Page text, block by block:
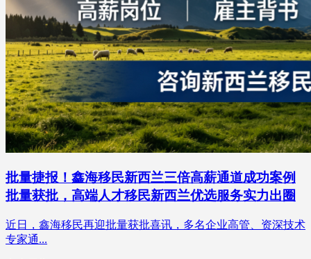
批量捷报！鑫海移民新西兰三倍高薪通道成功案例
批量获批，高端人才移民新西兰优选服务实力出圈
近日，鑫海移民再迎批量获批喜讯，多名企业高管、资深技术
专家通...